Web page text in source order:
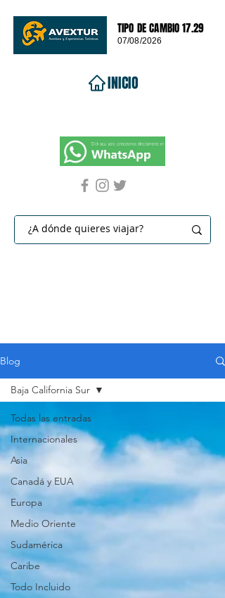
TIPO DE CAMBIO 17.29
07/08/2026
INICIO
Blog
Todas las entradas
Internacionales
Asia
Canadá y EUA
Europa
Medio Oriente
Sudamérica
Caribe
Todo Incluido
Baja California Sur